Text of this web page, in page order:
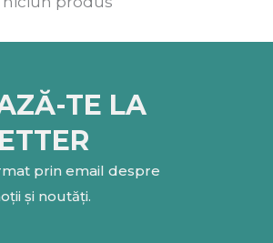
TE LA
prin email despre
și noutăți.